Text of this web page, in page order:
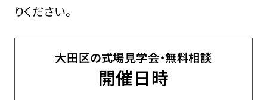
りください。
大田区の式場見学会・無料相談
開催日時